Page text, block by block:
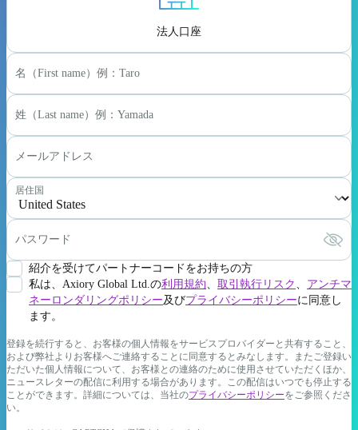
法人口座
名（First name）例：Taro
姓（Last name）例：Yamada
メールアドレス
居住国
パスワード
紹介を受けてパートナーコードをお持ちの方
私は、Axiory Global Ltd.の利用規約、 取引執行リスク 、 アンチマ
ネーロンダリングポリシー及びプライバシーポリシーに同意し
ます。
登録を続行すると、お客様の個人情報をサービスプロバイダーと共有すること、
および弊社よりお客様へご連絡することに同意するとみなします。またご登録い
ただいた個人情報について、お客様との連絡のために使用させていただくほか、
ニュースレターの配信に利用する場合があります。この配信はいつでも停止する
ことができます。詳細については、当社のプライバシーポリシーをご参照くださ
い。